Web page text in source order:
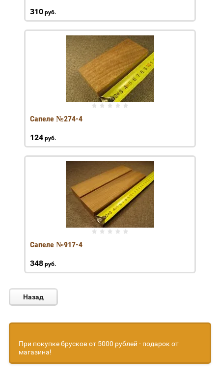
При покупке брусков от 5000 рублей - подарок от
магазина!
310 руб.
Сапеле №274-4
124 руб.
Сапеле №917-4
348 руб.
Назад